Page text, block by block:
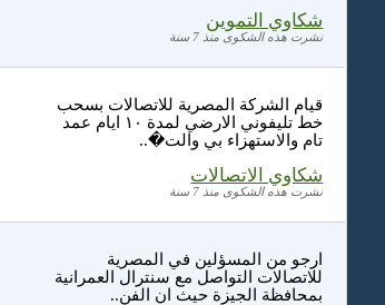
شكاوي التموين
نشرت هذه الشكوى منذ 7 سنة
قيام الشركة المصرية للاتصالات بسحب
خط تليفوني الارضي لمدة ١٠ ايام عمد
تام والاستهزاء بي والت�..
شكاوي الاتصالات
نشرت هذه الشكوى منذ 7 سنة
ارجو من المسؤلين في المصرية
للاتصالات التواصل مع سنترال العمرانية
بمحافظة الجيزة حيث ان الفن..